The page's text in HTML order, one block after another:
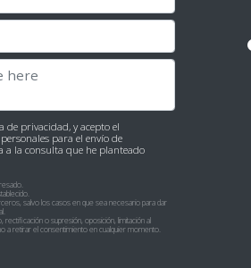
de privacidad, y acepto el
para el envío de
a la consulta que he planteado
salvo los casos en que sea necesario para dar
o supresión, oposición, limitación al
a retirar el consentimiento en cualquier momento.